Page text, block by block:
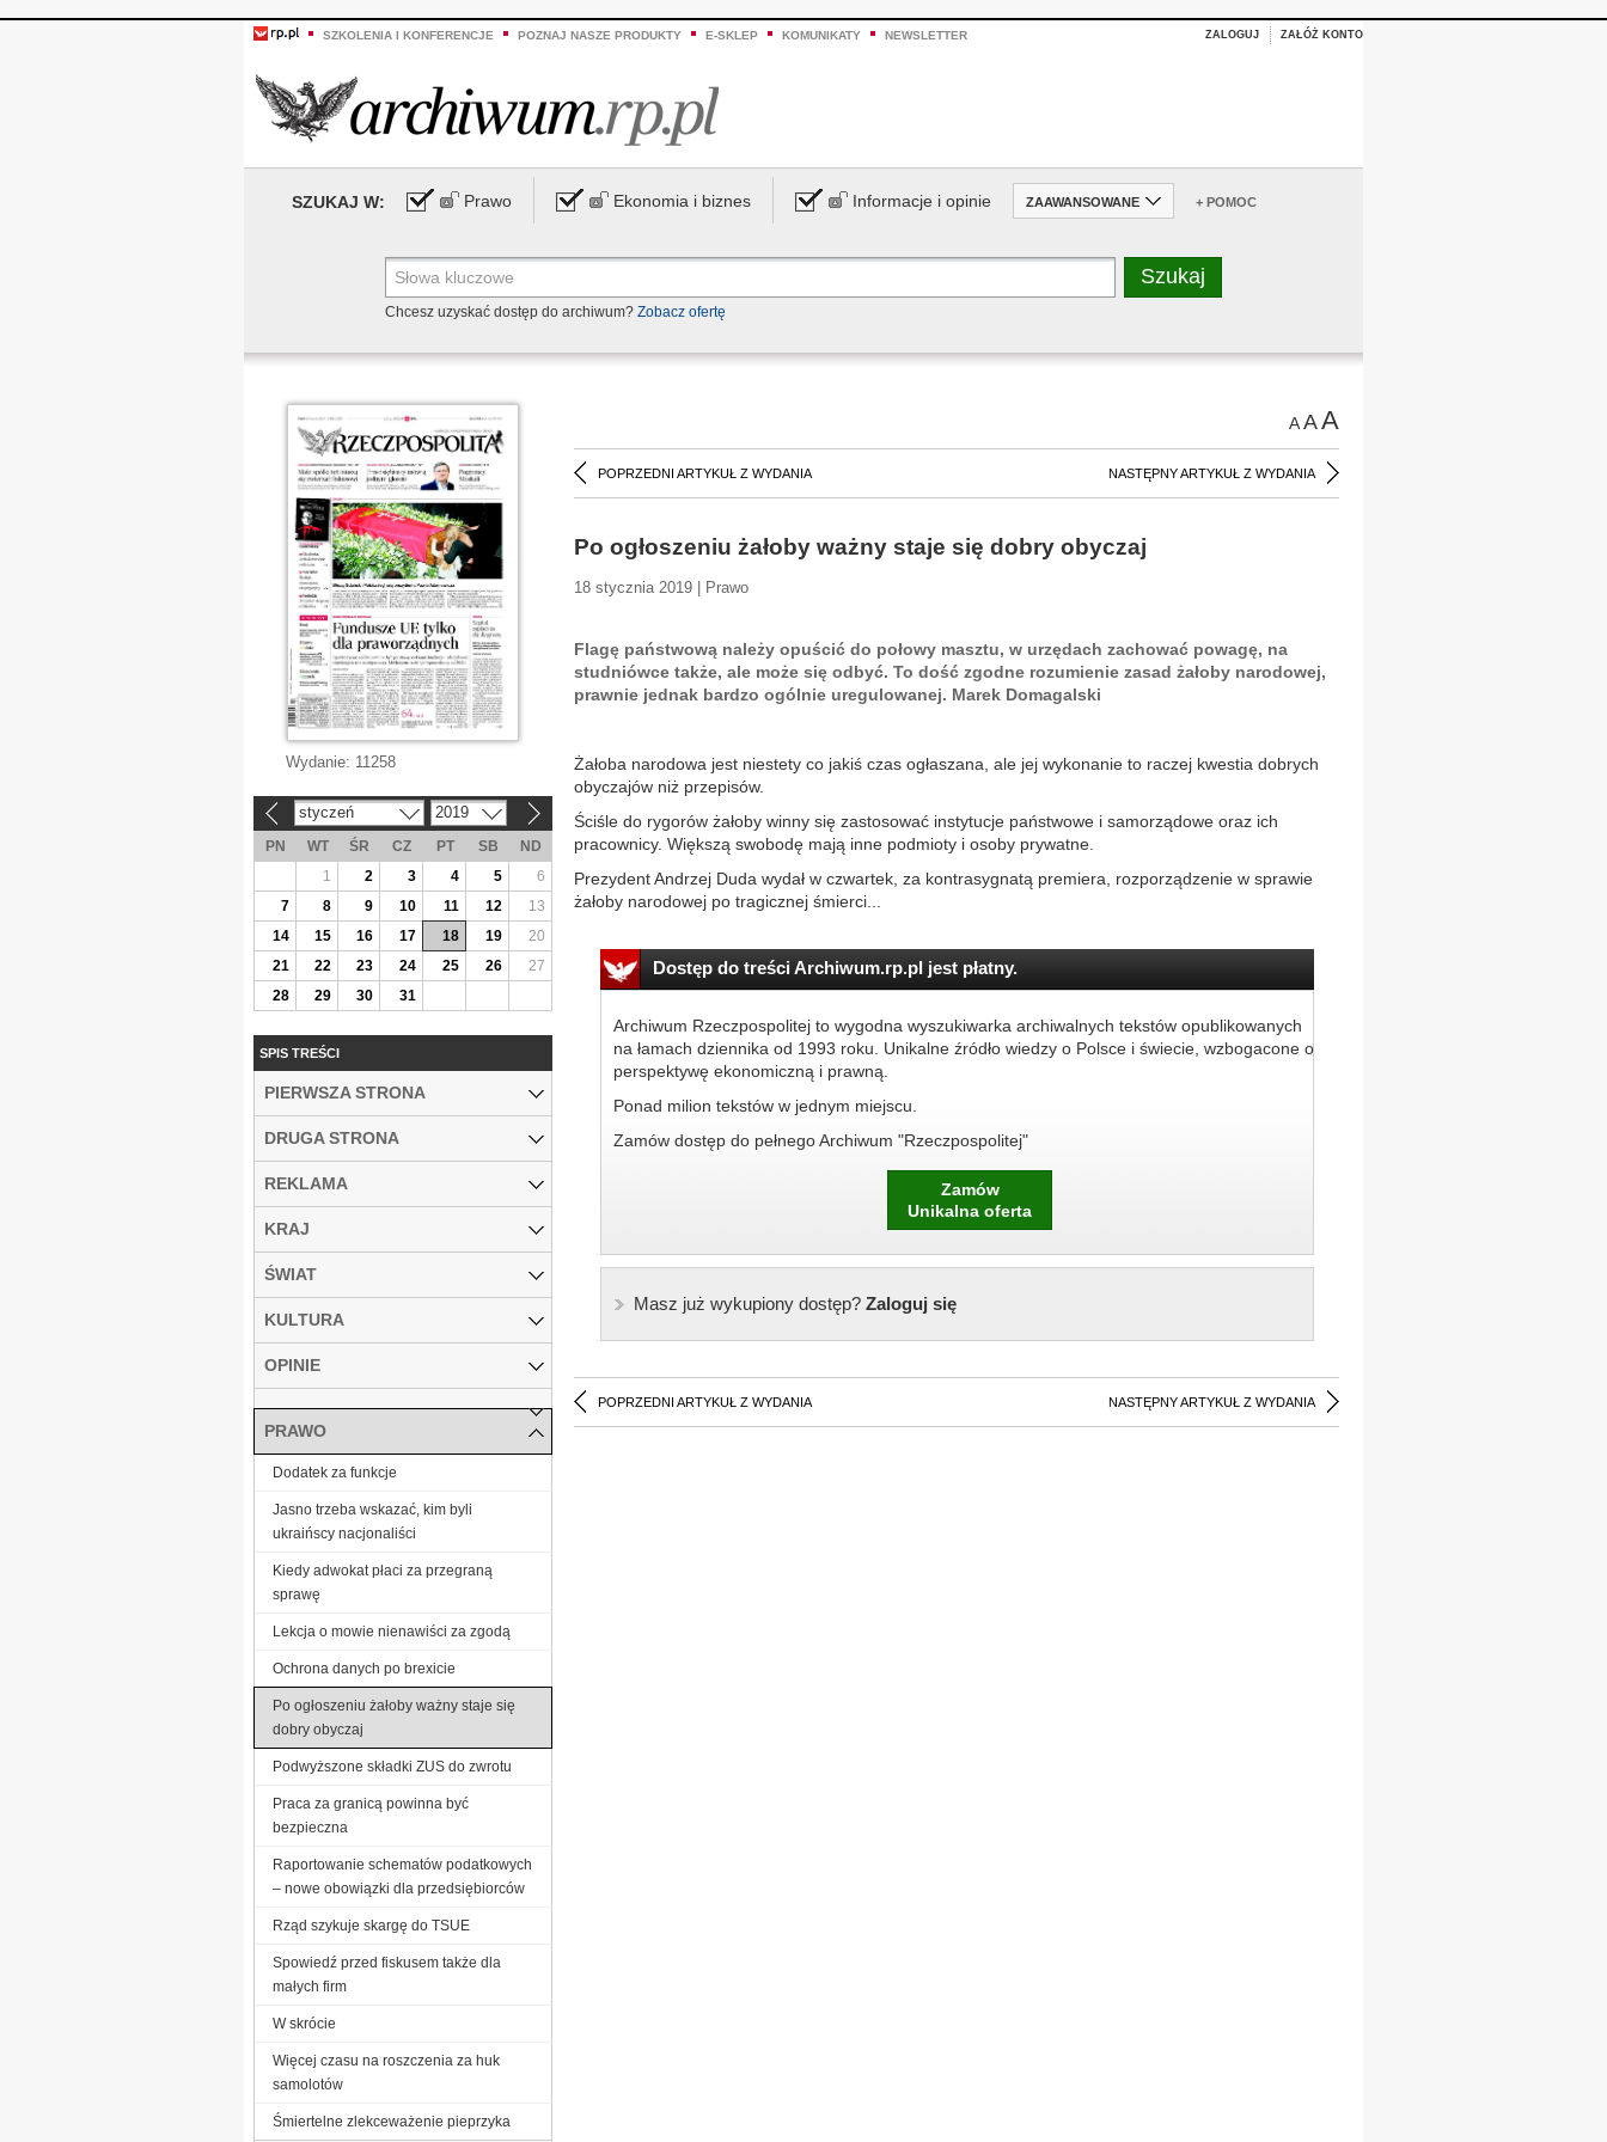
SZKOLENIA I KONFERENCJE POZNAJ NASZE PRODUKTY E-SKLEP KOMUNIKATY NEWSLETTER ZALOGUJ ZAŁÓŻ KONTO
SZUKAJ W: Prawo Ekonomia i biznes Informacje i opinie ZAAWANSOWANE + POMOC
Chcesz uzyskać dostęp do archiwum? Zobacz ofertę
AAA
POPRZEDNI ARTYKUŁ Z WYDANIA NASTĘPNY ARTYKUŁ Z WYDANIA
Po ogłoszeniu żałoby ważny staje się dobry obyczaj
18 stycznia 2019 | Prawo
Flagę państwową należy opuścić do połowy masztu, w urzędach zachować powagę, na
studniówce także, ale może się odbyć. To dość zgodne rozumienie zasad żałoby narodowej,
prawnie jednak bardzo ogólnie uregulowanej. Marek Domagalski
Żałoba narodowa jest niestety co jakiś czas ogłaszana, ale jej wykonanie to raczej kwestia dobrych
obyczajów niż przepisów.
Ściśle do rygorów żałoby winny się zastosować instytucje państwowe i samorządowe oraz ich
pracownicy. Większą swobodę mają inne podmioty i osoby prywatne.
Prezydent Andrzej Duda wydał w czwartek, za kontrasygnatą premiera, rozporządzenie w sprawie
żałoby narodowej po tragicznej śmierci...
Dostęp do treści Archiwum.rp.pl jest płatny.
Archiwum Rzeczpospolitej to wygodna wyszukiwarka archiwalnych tekstów opublikowanych
na łamach dziennika od 1993 roku. Unikalne źródło wiedzy o Polsce i świecie, wzbogacone o
perspektywę ekonomiczną i prawną.
Ponad milion tekstów w jednym miejscu.
Zamów dostęp do pełnego Archiwum "Rzeczpospolitej"
Zamów
Unikalna oferta
Masz już wykupiony dostęp?Zaloguj się
POPRZEDNI ARTYKUŁ Z WYDANIA NASTĘPNY ARTYKUŁ Z WYDANIA
Wydanie: 11258
styczeń 2019
PN WT ŚR CZ PT SB
ND
1
2 3 4 5
6
7
8 9 10 11 12
13
14
15 16 17 18 19
20
21
22 23 24 25 26
27
28
29 30 31
SPIS TREŚCI
PIERWSZA STRONA
DRUGA STRONA
REKLAMA
KRAJ
ŚWIAT
KULTURA
OPINIE
PRAWO
Dodatek za funkcje
Jasno trzeba wskazać, kim byli
ukraińscy nacjonaliści
Kiedy adwokat płaci za przegraną
sprawę
Lekcja o mowie nienawiści za zgodą
Ochrona danych po brexicie
Po ogłoszeniu żałoby ważny staje się
dobry obyczaj
Podwyższone składki ZUS do zwrotu
Praca za granicą powinna być
bezpieczna
Raportowanie schematów podatkowych
– nowe obowiązki dla przedsiębiorców
Rząd szykuje skargę do TSUE
Spowiedź przed fiskusem także dla
małych firm
W skrócie
Więcej czasu na roszczenia za huk
samolotów
Śmiertelne zlekceważenie pieprzyka